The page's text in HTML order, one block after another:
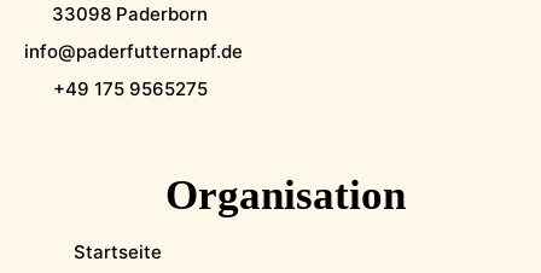
33098 Paderborn
info@paderfutternapf.de
+49 175 9565275
Organisation
Startseite